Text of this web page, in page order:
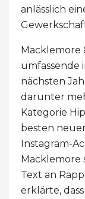
anlässlich
Macklemore
umfassende
nächsten
darunter
Kategorie
besten
Instagram-
Macklemore
Text an
erklärte,